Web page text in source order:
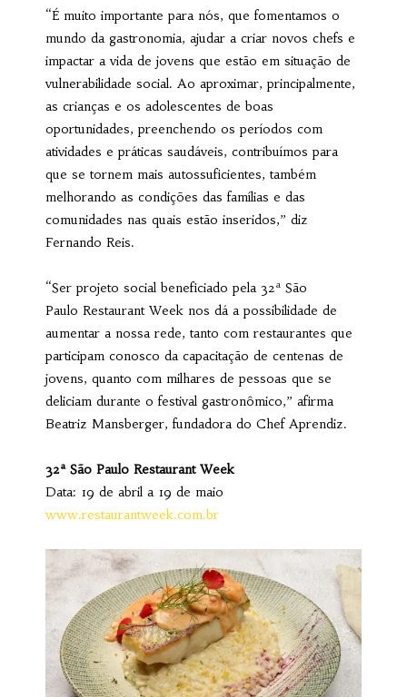
“É muito importante para nós, que fomentamos o
mundo da gastronomia, ajudar a criar novos chefs e
impactar a vida de jovens que estão em situação de
vulnerabilidade social. Ao aproximar, principalmente,
as crianças e os adolescentes de boas
oportunidades, preenchendo os períodos com
atividades e práticas saudáveis, contribuímos para
que se tornem mais autossuficientes, também
melhorando as condições das famílias e das
comunidades nas quais estão inseridos,” diz
Fernando Reis.
“Ser projeto social beneficiado pela 32ª São
Paulo Restaurant Week nos dá a possibilidade de
aumentar a nossa rede, tanto com restaurantes que
participam conosco da capacitação de centenas de
jovens, quanto com milhares de pessoas que se
deliciam durante o festival gastronômico,” afirma
Beatriz Mansberger, fundadora do Chef Aprendiz.
32ª São Paulo Restaurant Week
Data: 19 de abril a 19 de maio
www.restaurantweek.com.br